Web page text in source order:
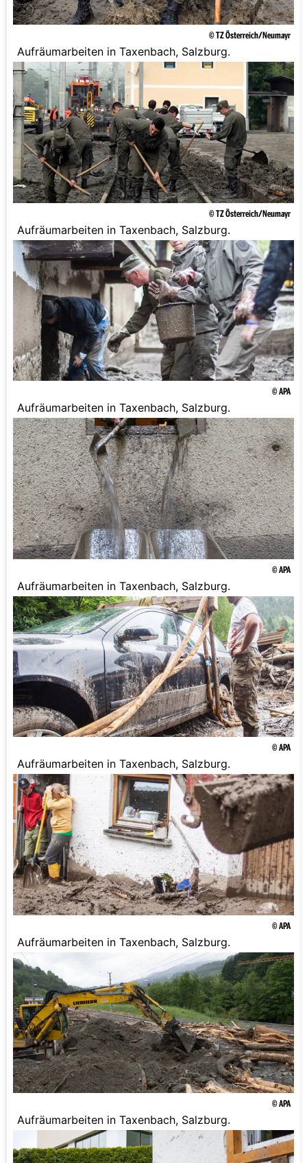
© TZ Österreich/Neumayr
Aufräumarbeiten in Taxenbach, Salzburg.
© TZ Österreich/Neumayr
Aufräumarbeiten in Taxenbach, Salzburg.
© APA
Aufräumarbeiten in Taxenbach, Salzburg.
© APA
Aufräumarbeiten in Taxenbach, Salzburg.
© APA
Aufräumarbeiten in Taxenbach, Salzburg.
© APA
Aufräumarbeiten in Taxenbach, Salzburg.
© APA
Aufräumarbeiten in Taxenbach, Salzburg.